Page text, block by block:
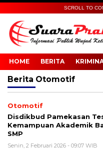
SCROLL TO
HOME BERITA
Berita Otomotif
Otomotif
Disdikbud Pamekasan
Kemampuan Akademik
SMP
Senin, 2 Februari 2026 - 09:07 WIB